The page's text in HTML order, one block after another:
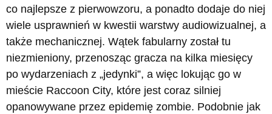
co najlepsze z pierwowzoru, a ponadto dodaje do niej
wiele usprawnień w kwestii warstwy audiowizualnej, a
także mechanicznej. Wątek fabularny został tu
niezmieniony, przenosząc gracza na kilka miesięcy
po wydarzeniach z „jedynki”, a więc lokując go w
mieście Raccoon City, które jest coraz silniej
opanowywane przez epidemię zombie. Podobnie jak